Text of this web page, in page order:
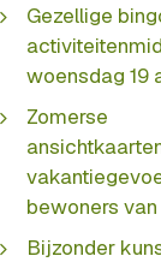
Gezellige
woensdag 19
Zomerse
bewoners
Bijzonder